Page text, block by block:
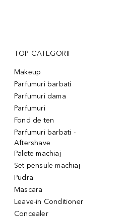
TOP CATEGORII
Makeup
Parfumuri barbati
Parfumuri dama
Parfumuri
Fond de ten
Parfumuri barbati -
Aftershave
Palete machiaj
Set pensule machiaj
Pudra
Mascara
Leave-in Conditioner
Concealer